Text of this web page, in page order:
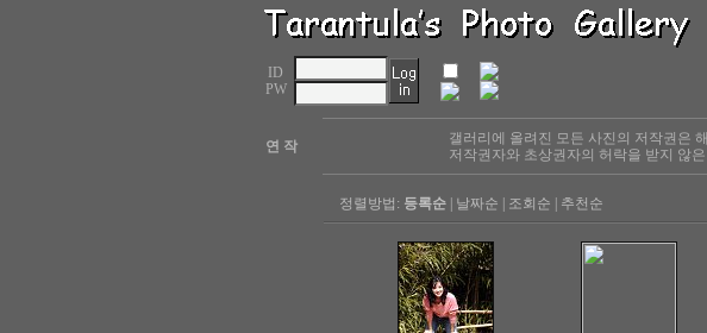
ID
PW
연 작
갤러리에 올려진 모든 사진의 저작권은
저작권자와 초상권자의 허락을 받지 않
정렬방법: 등록순 날짜순 조회순 추천순